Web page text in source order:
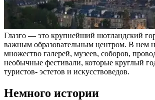
Глазго — это крупнейший шотландский
важным образовательным центром. В нем
множество галерей, музеев, соборов,
необычные фестивали, которые круглый
туристов- эстетов и искусствоведов.
Немного истории